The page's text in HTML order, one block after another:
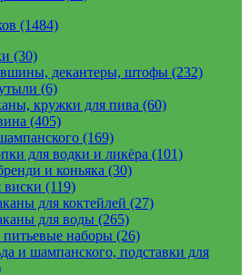
(1484)
(30)
декантеры, штофы (232)
(6)
кружки для пива (60)
(405)
(169)
для водки и ликёра (101)
и коньяка (30)
(119)
для коктейлей (27)
для воды (265)
наборы (26)
и шампанского, подставки для